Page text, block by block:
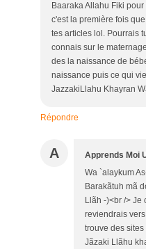
Baaraka Allahu Fiki
c'est la première fois
tes articles lol. Pourrais
connais sur le
des la naissance de
naissance puis ce qui
JazzakiLlahu Khayran
Répondre
A Apprends Moi
Wa `alaykum
Barakãtuh mã
Llãh -)<br /> Je
reviendrais
trouve des
Jãzaki Llãhu